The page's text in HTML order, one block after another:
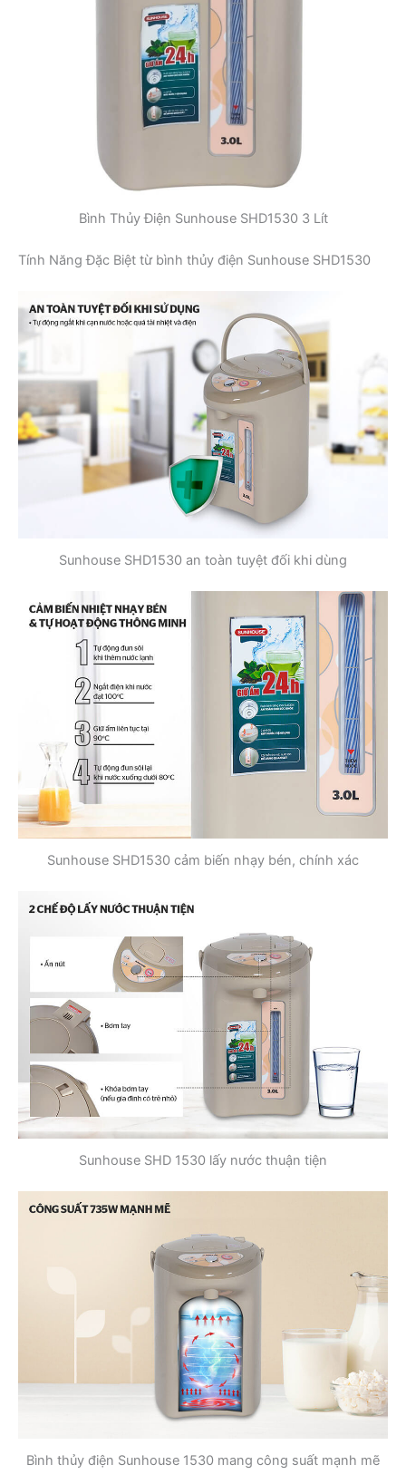
Bình Thủy Điện Sunhouse SHD1530 3 Lít
Tính Năng Đặc Biệt từ bình thủy điện Sunhouse SHD1530
Sunhouse SHD1530 an toàn tuyệt đối khi dùng
Sunhouse SHD1530 cảm biến nhạy bén, chính xác
Sunhouse SHD 1530 lấy nước thuận tiện
Bình thủy điện Sunhouse 1530 mang công suất mạnh mẽ